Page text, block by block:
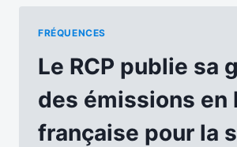
ÉMISSIONS
EN
FRANÇAIS
EN
COURTES
FRÉQUENCES
Le RCP publie sa
des émissions en
française pour la